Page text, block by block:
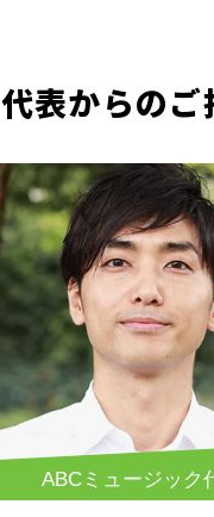
代表からのご
ABCミュージッ